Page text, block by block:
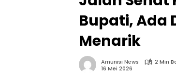
Bupati, Ada
Menarik
Amunisi News
2 Min
16 Mei 2026